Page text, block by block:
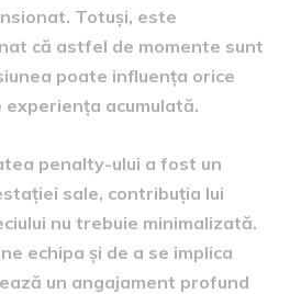
Totuși, este
că astfel de momente sunt
poate influența orice
acumulată.
penalty-ului a fost un
sale, contribuția lui
nu trebuie minimalizată.
echipa și de a se implica
un angajament profund